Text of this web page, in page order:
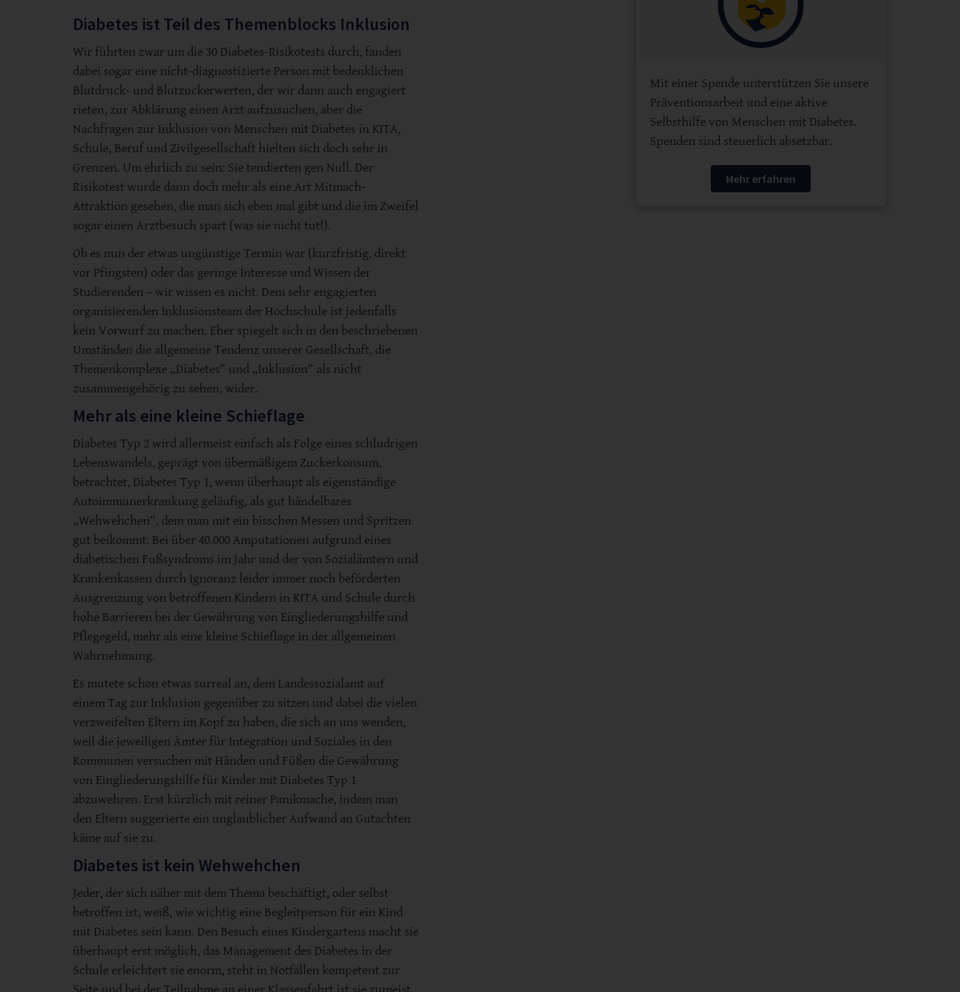
Diabetes ist Teil des Themenblocks Inklusion
Wir führten zwar um die 30 Diabetes-Risikotests durch, fanden
dabei sogar eine nicht-diagnostizierte Person mit bedenklichen
Blutdruck- und Blutzuckerwerten, der wir dann auch engagiert
rieten, zur Abklärung einen Arzt aufzusuchen, aber die
Nachfragen zur Inklusion von Menschen mit Diabetes in KITA,
Schule, Beruf und Zivilgesellschaft hielten sich doch sehr in
Grenzen. Um ehrlich zu sein: Sie tendierten gen Null. Der
Risikotest wurde dann doch mehr als eine Art Mitmach-
Attraktion gesehen, die man sich eben mal gibt und die im Zweifel
sogar einen Arztbesuch spart (was sie nicht tut!).
Ob es nun der etwas ungünstige Termin war (kurzfristig, direkt
vor Pfingsten) oder das geringe Interesse und Wissen der
Studierenden – wir wissen es nicht. Dem sehr engagierten
organisierenden Inklusionsteam der Hochschule ist jedenfalls
kein Vorwurf zu machen. Eher spiegelt sich in den beschriebenen
Umständen die allgemeine Tendenz unserer Gesellschaft, die
Themenkomplexe „Diabetes“ und „Inklusion“ als nicht
zusammengehörig zu sehen, wider.
Mehr als eine kleine Schieflage
Diabetes Typ 2 wird allermeist einfach als Folge eines schludrigen
Lebenswandels, geprägt von übermäßigem Zuckerkonsum,
betrachtet, Diabetes Typ 1, wenn überhaupt als eigenständige
Autoimmunerkrankung geläufig, als gut händelbares
„Wehwehchen“, dem man mit ein bisschen Messen und Spritzen
gut beikommt. Bei über 40.000 Amputationen aufgrund eines
diabetischen Fußsyndroms im Jahr und der von Sozialämtern und
Krankenkassen durch Ignoranz leider immer noch beförderten
Ausgrenzung von betroffenen Kindern in KITA und Schule durch
hohe Barrieren bei der Gewährung von Eingliederungshilfe und
Pflegegeld, mehr als eine kleine Schieflage in der allgemeinen
Wahrnehmung.
Es mutete schon etwas surreal an, dem Landessozialamt auf
einem Tag zur Inklusion gegenüber zu sitzen und dabei die vielen
verzweifelten Eltern im Kopf zu haben, die sich an uns wenden,
weil die jeweiligen Ämter für Integration und Soziales in den
Kommunen versuchen mit Händen und Füßen die Gewährung
von Eingliederungshilfe für Kinder mit Diabetes Typ 1
abzuwehren. Erst kürzlich mit reiner Panikmache, indem man
den Eltern suggerierte ein unglaublicher Aufwand an Gutachten
käme auf sie zu.
Diabetes ist kein Wehwehchen
Jeder, der sich näher mit dem Thema beschäftigt, oder selbst
betroffen ist, weiß, wie wichtig eine Begleitperson für ein Kind
mit Diabetes sein kann. Den Besuch eines Kindergartens macht sie
überhaupt erst möglich, das Management des Diabetes in der
Schule erleichtert sie enorm, steht in Notfällen kompetent zur
Mit einer Spende unterstützen Sie unsere
Präventionsarbeit und eine aktive
Selbsthilfe von Menschen mit Diabetes.
Spenden sind steuerlich absetzbar.
Mehr erfahren